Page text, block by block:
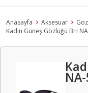
Anasayfa Aksesuar
Kadın Güneş Gözlüğü BH